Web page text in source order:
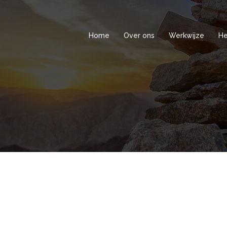
Home Over ons Werkwijze